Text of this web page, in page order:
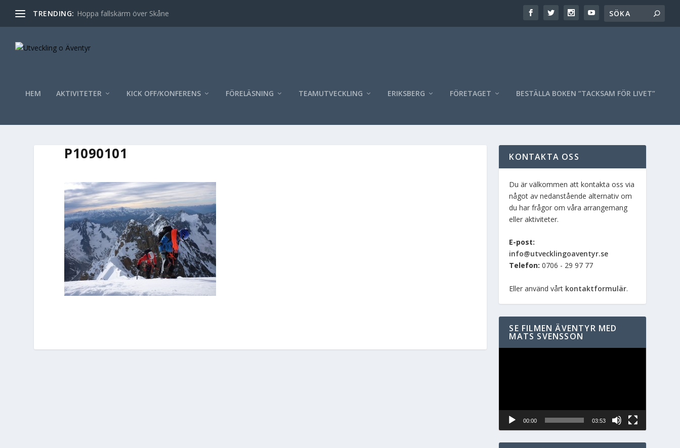
TRENDING: Hoppa fallskärm över Skåne
HEM AKTIVITETER KICK OFF/KONFERENS FÖRELÄSNING TEAMUTVECKLING ERIKSBERG FÖRETAGET BESTÄLLA BOKEN ”TACKSAM FÖR LIVET”
P1090101 KONTAKTA OSS
Du är välkommen att kontakta oss via
något av nedanstående alternativ om
du har frågor om våra arrangemang
eller aktiviteter.
E-post:
info@utvecklingoaventyr.se
Telefon: 0706 - 29 97 77
Eller använd vårt kontaktformulär.
SE FILMEN ÄVENTYR MED
MATS SVENSSON
00:00 03:53